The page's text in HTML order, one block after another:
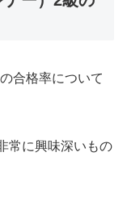
合格率について
常に興味深いもの